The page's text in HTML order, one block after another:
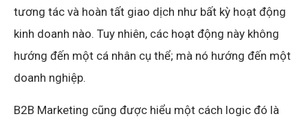
tương tác và hoàn tất giao dịch như bất kỳ hoạt động
kinh doanh nào. Tuy nhiên, các hoạt động này không
hướng đến một cá nhân cụ thể; mà nó hướng đến một
doanh nghiệp.
B2B Marketing cũng được hiểu một cách logic đó là